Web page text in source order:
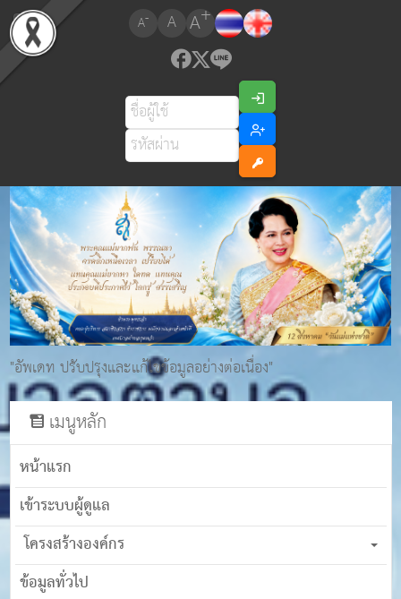
A- A A+
"อัพเดท ปรับปรุงและแก้ไขข้อมูลอย่างต่อเนื่อง"
เมนูหลัก
หน้าแรก
เข้าระบบผู้ดูแล
โครงสร้างองค์กร
ข้อมูลทั่วไป